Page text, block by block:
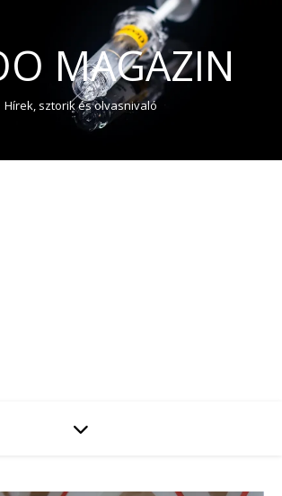
MAGAZIN
Hírek, sztorik és olvasnivaló